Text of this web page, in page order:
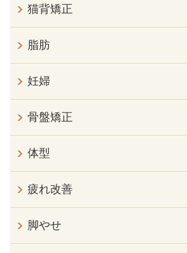
猫背矯正
脂肪
妊婦
骨盤矯正
体型
疲れ改善
脚やせ